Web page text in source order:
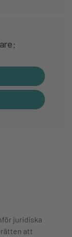
juridiska
rätten att